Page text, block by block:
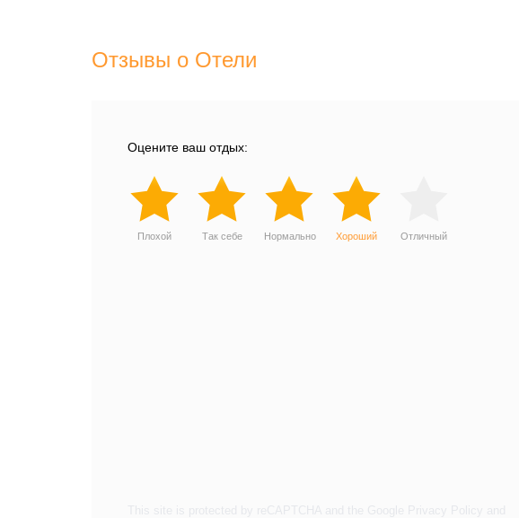
Отзывы о Отели
Оцените ваш отдых:
Плохой Так себе Нормально Хороший Отличный